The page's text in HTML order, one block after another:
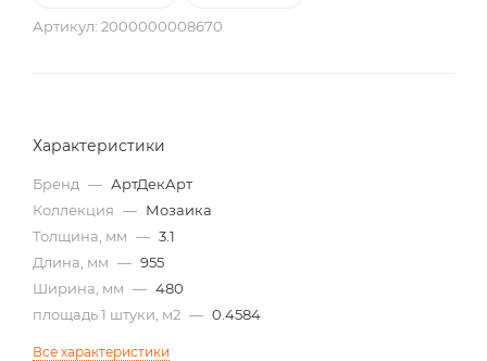
Артикул: 2000000008670
Характеристики
Бренд — АртДекАрт
Коллекция — Мозаика
Толщина, мм — 3.1
Длина, мм — 955
Ширина, мм — 480
площадь 1 штуки, м2 — 0.4584
Все характеристики